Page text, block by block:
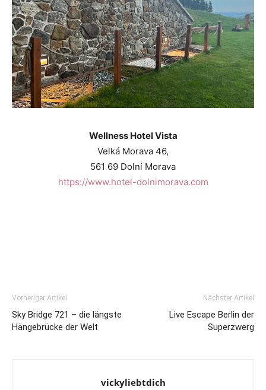
Wellness Hotel Vista
Velká Morava 46,
561 69 Dolní Morava
https://www.hotel-dolnimorava.com
Vorheriger Artikel
Sky Bridge 721 – die längste
Hängebrücke der Welt
Nächster Artikel
Live Escape Berlin der
Superzwerg
vickyliebtdich